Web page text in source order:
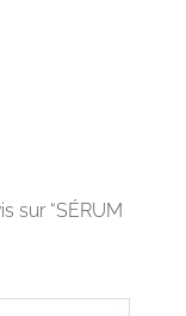
sur “SÉRUM